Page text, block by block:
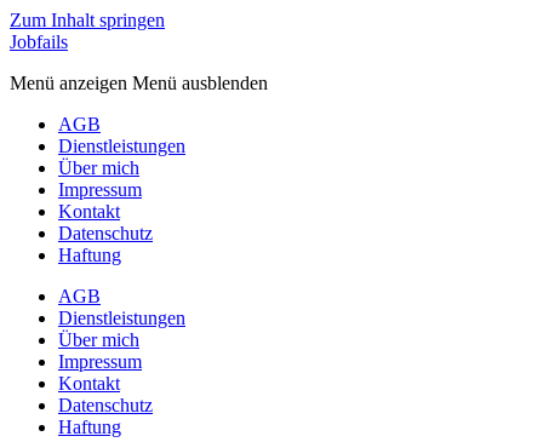
Zum Inhalt springen
Jobfails
Menü anzeigen Menü ausblenden
AGB
Dienstleistungen
Über mich
Impressum
Kontakt
Datenschutz
Haftung
AGB
Dienstleistungen
Über mich
Impressum
Kontakt
Datenschutz
Haftung